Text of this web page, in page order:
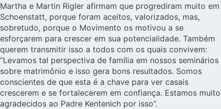
Martha e Martin Rigler afirmam que progrediram muito em
Schoenstatt, porque foram aceitos, valorizados, mas,
sobretudo, porque o Movimento os motivou a se
esforçarem para crescer em sua potencialidade. Também
querem transmitir isso a todos com os quais convivem:
“Levamos tal perspectiva de família em nossos seminários
sobre matrimônio e isso gera bons resultados. Somos
conscientes de que esta é a chave para ver casais
crescerem e se fortalecerem em confiança. Estamos muito
agradecidos ao Padre Kentenich por isso”.